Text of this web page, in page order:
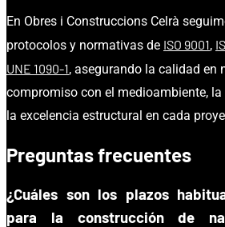
En Obres i Construccions Celrà
protocolos y normativas de ISO 9001,
UNE 1090-1, asegurando la calidad en
compromiso con el medioambiente,
la excelencia estructural en cada
Preguntas frecuentes
¿Cuáles son los plazos
para la construcción de